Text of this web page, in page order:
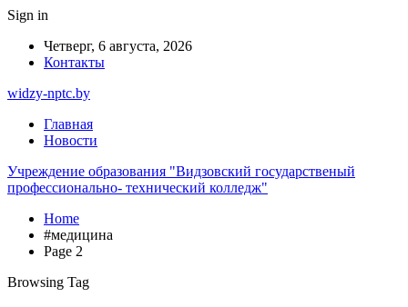
Sign in
Четверг, 6 августа, 2026
Контакты
widzy-nptc.by
Главная
Новости
Учреждение образования "Видзовский государственый
профессионально- технический колледж"
Home
#медицина
Page 2
Browsing Tag